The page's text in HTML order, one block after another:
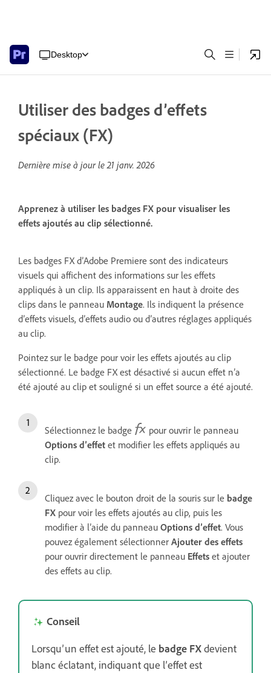
Desktop
Utiliser des badges d’effets
spéciaux (FX)
Dernière mise à jour le21 janv. 2026
Apprenez à utiliser les badges FX pour visualiser les
effets ajoutés au clip sélectionné.
Les badges FX d’Adobe Premiere sont des indicateurs
visuels qui affichent des informations sur les effets
appliqués à un clip. Ils apparaissent en haut à droite des
clips dans le panneau Montage. Ils indiquent la présence
d’effets visuels, d’effets audio ou d’autres réglages appliqués
au clip.
Pointez sur le badge pour voir les effets ajoutés au clip
sélectionné. Le badge FX est désactivé si aucun effet n’a
été ajouté au clip et souligné si un effet source a été ajouté.
Sélectionnez le badge
pour ouvrir le panneau
Options d’effet et modifier les effets appliqués au
clip.
Cliquez avec le bouton droit de la souris sur le badge
FX pour voir les effets ajoutés au clip, puis les
modifier à l’aide du panneau Options d’effet. Vous
pouvez également sélectionner Ajouter des effets
pour ouvrir directement le panneau Effets et ajouter
des effets au clip.
Conseil
Lorsqu’un effet est ajouté, le badge FXdevient
blanc éclatant, indiquant que l’effet est